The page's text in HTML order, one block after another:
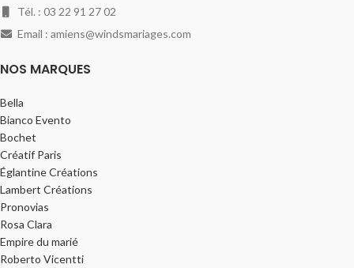
Tél. : 03 22 91 27 02
Email : amiens@windsmariages.com
NOS MARQUES
Bella
Bianco Evento
Bochet
Créatif Paris
Églantine Créations
Lambert Créations
Pronovias
Rosa Clara
Empire du marié
Roberto Vicentti